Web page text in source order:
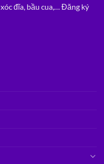
đĩa, bầu cua,… Đăng ký